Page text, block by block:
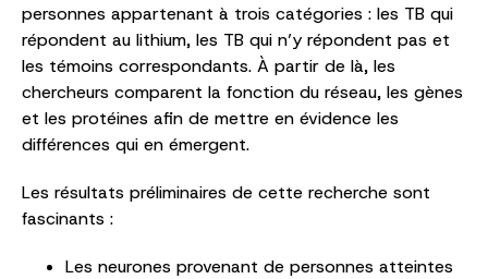
personnes appartenant à trois catégories : les TB qui
répondent au lithium, les TB qui n’y répondent pas et
les témoins correspondants. À partir de là, les
chercheurs comparent la fonction du réseau, les gènes
et les protéines afin de mettre en évidence les
différences qui en émergent.
Les résultats préliminaires de cette recherche sont
fascinants :
Les neurones provenant de personnes atteintes